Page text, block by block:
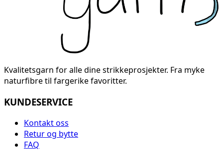
Kvalitetsgarn for alle dine strikkeprosjekter. Fra myke
naturfibre til fargerike favoritter.
KUNDESERVICE
Kontakt oss
Retur og bytte
FAQ